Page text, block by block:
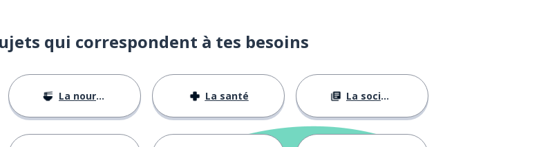
qui correspondent à tes besoins
La nourriture La santé La société